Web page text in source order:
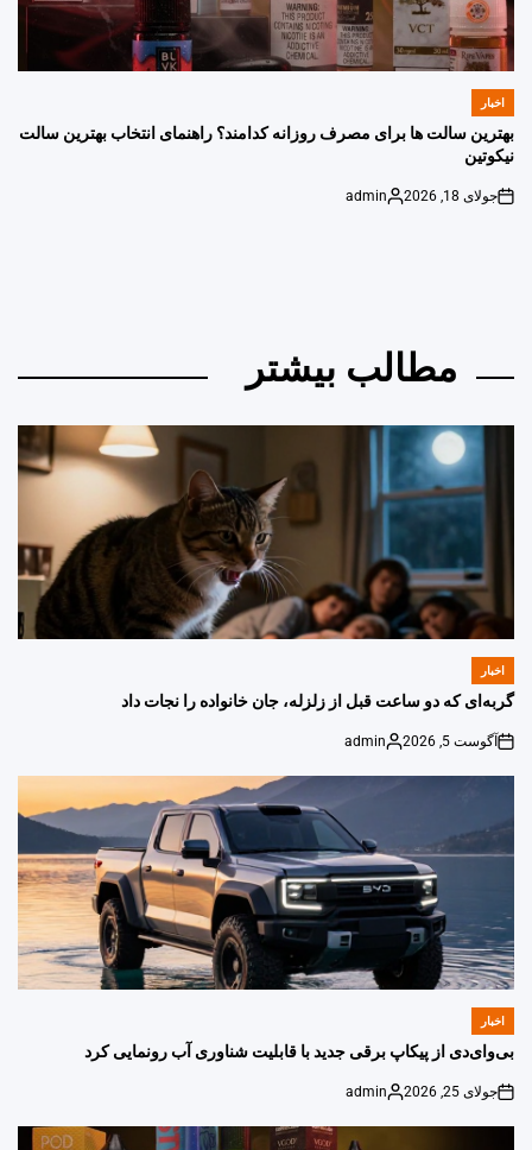
POSTED
اخبار
بهترین سالت ها برای مصرف روزانه کدامند؟ راهنمای انتخاب بهترین سالت
نیکوتین
on
جولای 18, 2026
Posted
admin
مطالب بیشتر
POSTED
IN
اخبار
گربه‌ای که دو ساعت قبل از زلزله، جان خانواده را نجات داد
on
آگوست 5, 2026
Posted
admin
POSTED
اخبار
بی‌وای‌دی از پیکاپ برقی جدید با قابلیت شناوری آب رونمایی کرد
on
جولای 25, 2026
Posted
admin